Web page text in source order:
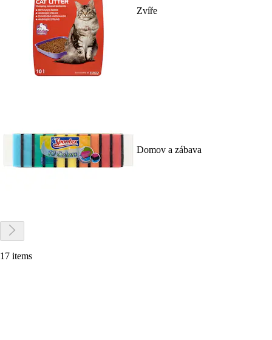
Zvíře
Domov a zábava
17 items